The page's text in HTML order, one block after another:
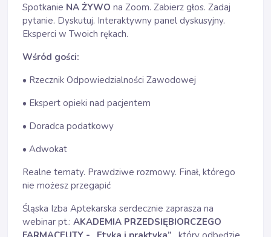
Spotkanie NA ŻYWO na Zoom. Zabierz głos. Zadaj
pytanie. Dyskutuj. Interaktywny panel dyskusyjny.
Eksperci w Twoich rękach.
Wśród gości:
• Rzecznik Odpowiedzialności Zawodowej
• Ekspert opieki nad pacjentem
• Doradca podatkowy
• Adwokat
Realne tematy. Prawdziwe rozmowy. Finał, którego
nie możesz przegapić
Śląska Izba Aptekarska serdecznie zaprasza na
webinar pt.: AKADEMIA PRZEDSIĘBIORCZEGO